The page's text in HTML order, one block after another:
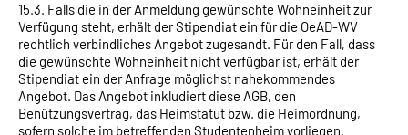
15.3. Falls die in der Anmeldung gewünschte Wohneinheit zur
Verfügung steht, erhält der Stipendiat ein für die OeAD-WV
rechtlich verbindliches Angebot zugesandt. Für den Fall, dass
die gewünschte Wohneinheit nicht verfügbar ist, erhält der
Stipendiat ein der Anfrage möglichst nahekommendes
Angebot. Das Angebot inkludiert diese AGB, den
Benützungsvertrag, das Heimstatut bzw. die Heimordnung,
sofern solche im betreffenden Studentenheim vorliegen.